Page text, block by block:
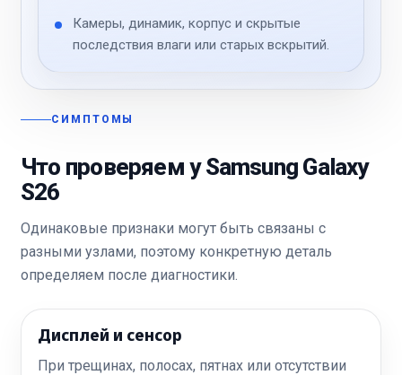
Камеры, динамик, корпус и скрытые
последствия влаги или старых вскрытий.
СИМПТОМЫ
Что проверяем у Samsung Galaxy
S26
Одинаковые признаки могут быть связаны с
разными узлами, поэтому конкретную деталь
определяем после диагностики.
Дисплей и сенсор
При трещинах, полосах, пятнах или отсутствии